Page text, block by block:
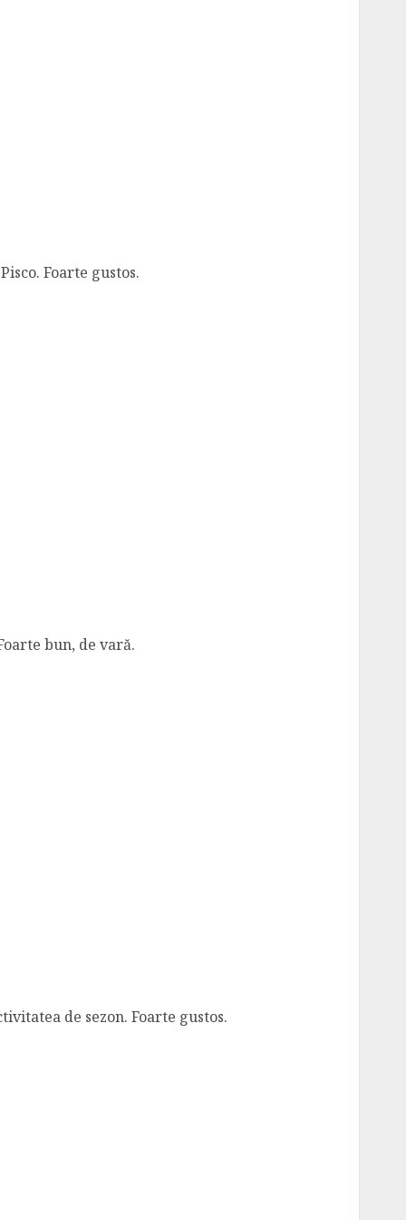
Foarte gustos.
bun, de vară.
de sezon. Foarte gustos.